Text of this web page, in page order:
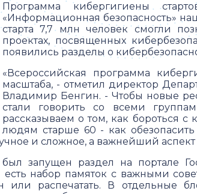
Программа кибергигиены
«Информационная безопасность»
старта 7,7 млн человек смогли
проектах, посвященных
появились разделы о
«Всероссийская программа
масштаба, - отметил директор
Владимир Бенгин. - Чтобы новые
стали говорить со всеми
рассказываем о том, как бороться
людям старше 60 - как
и сложное, а важнейший
запущен раздел на портале
набор памяток с важными
или распечатать. В отдельные